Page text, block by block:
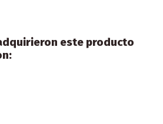
este producto